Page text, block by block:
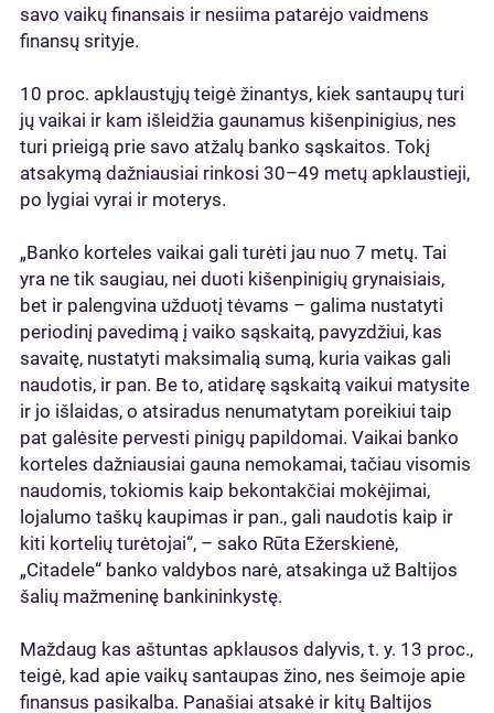
savo vaikų finansais ir nesiima patarėjo vaidmens
finansų srityje.
10 proc. apklaustųjų teigė žinantys, kiek santaupų turi
jų vaikai ir kam išleidžia gaunamus kišenpinigius, nes
turi prieigą prie savo atžalų banko sąskaitos. Tokį
atsakymą dažniausiai rinkosi 30–49 metų apklaustieji,
po lygiai vyrai ir moterys.
„Banko korteles vaikai gali turėti jau nuo 7 metų. Tai
yra ne tik saugiau, nei duoti kišenpinigių grynaisiais,
bet ir palengvina užduotį tėvams – galima nustatyti
periodinį pavedimą į vaiko sąskaitą, pavyzdžiui, kas
savaitę, nustatyti maksimalią sumą, kuria vaikas gali
naudotis, ir pan. Be to, atidarę sąskaitą vaikui matysite
ir jo išlaidas, o atsiradus nenumatytam poreikiui taip
pat galėsite pervesti pinigų papildomai. Vaikai banko
korteles dažniausiai gauna nemokamai, tačiau visomis
naudomis, tokiomis kaip bekontakčiai mokėjimai,
lojalumo taškų kaupimas ir pan., gali naudotis kaip ir
kiti kortelių turėtojai“, – sako Rūta Ežerskienė,
„Citadele“ banko valdybos narė, atsakinga už Baltijos
šalių mažmeninę bankininkystę.
Maždaug kas aštuntas apklausos dalyvis, t. y. 13 proc.,
teigė, kad apie vaikų santaupas žino, nes šeimoje apie
finansus pasikalba. Panašiai atsakė ir kitų Baltijos